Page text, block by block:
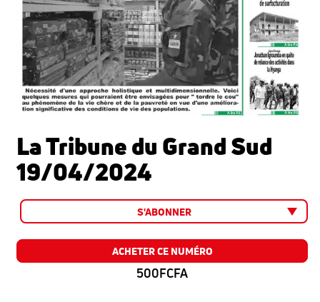
La Tribune du Grand Sud
19/04/2024
S'ABONNER
ACHETER CE NUMÉRO
500FCFA